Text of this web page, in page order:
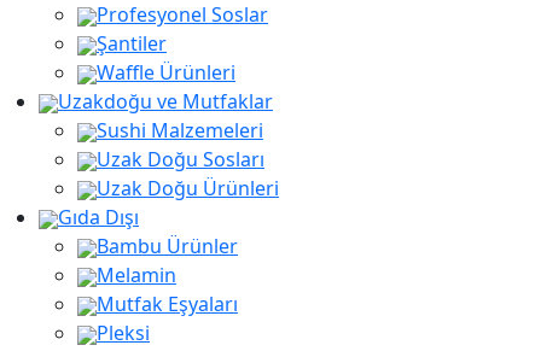
Profesyonel Soslar
Şantiler
Waffle Ürünleri
Uzakdoğu ve Mutfaklar
Sushi Malzemeleri
Uzak Doğu Sosları
Uzak Doğu Ürünleri
Gıda Dışı
Bambu Ürünler
Melamin
Mutfak Eşyaları
Pleksi